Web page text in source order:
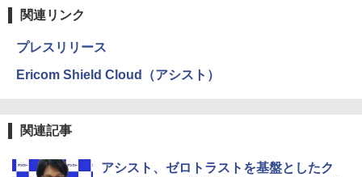
関連リンク
プレスリリース
Ericom Shield Cloud（アシスト）
関連記事
アシスト、ゼロトラストを基盤としたク